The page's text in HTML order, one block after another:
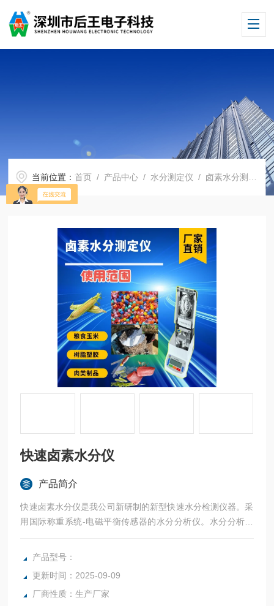
当前位置：首页 / 产品中心 / 水分测定仪 / 卤素水分测定仪 /
快速卤素水分仪
产品简介
快速卤素水分仪是我公司新研制的新型快速水分检测仪器。采
用国际称重系统-电磁平衡传感器的水分分析仪。水分分析仪
器特点是称量准确可靠、显示快速清晰并且具有自动检测系
统、简便的自动校准装置以及超载保护等装置的水分仪，是一
产品型号：
更新时间：2025-09-09
厂商性质：生产厂家